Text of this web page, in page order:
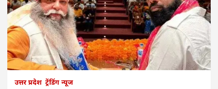
उत्तर प्रदेश ट्रेंडिंग न्यूज